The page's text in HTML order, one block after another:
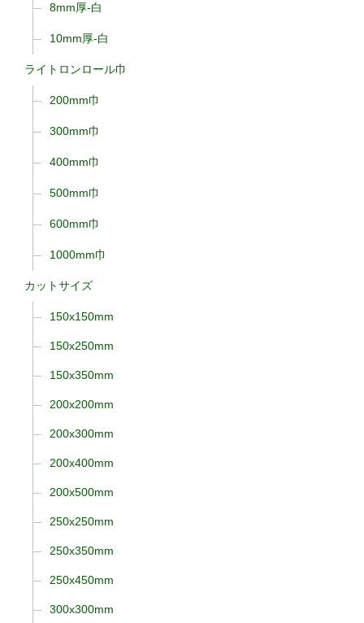
8mm厚-白
10mm厚-白
ライトロンロール巾
200mm巾
300mm巾
400mm巾
500mm巾
600mm巾
1000mm巾
カットサイズ
150x150mm
150x250mm
150x350mm
200x200mm
200x300mm
200x400mm
200x500mm
250x250mm
250x350mm
250x450mm
300x300mm